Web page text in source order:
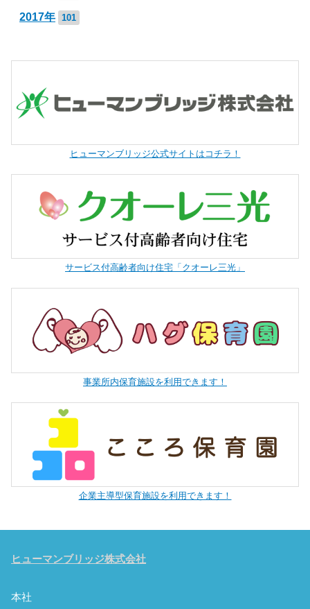
2017年 101
ヒューマンブリッジ公式サイトはコチラ！
サービス付高齢者向け住宅「クオーレ三光」
事業所内保育施設を利用できます！
企業主導型保育施設を利用できます！
ヒューマンブリッジ株式会社
本社